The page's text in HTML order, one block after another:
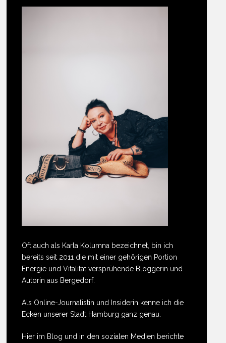
Oft auch als Karla Kolumna bezeichnet, bin ich
bereits seit 2011 die mit einer gehörigen Portion
Energie und Vitalität versprühende Bloggerin und
Autorin aus Bergedorf.
Als Online-Journalistin und Insiderin kenne ich die
Ecken unserer Stadt Hamburg ganz genau.
Hier im Blog und in den sozialen Medien berichte